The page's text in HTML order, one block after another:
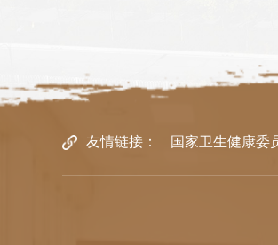
友情链接： 国家卫生健康委